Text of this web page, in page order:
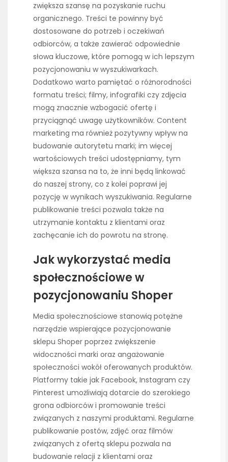
zwiększa szansę na pozyskanie ruchu
organicznego. Treści te powinny być
dostosowane do potrzeb i oczekiwań
odbiorców, a także zawierać odpowiednie
słowa kluczowe, które pomogą w ich lepszym
pozycjonowaniu w wyszukiwarkach.
Dodatkowo warto pamiętać o różnorodności
formatu treści; filmy, infografiki czy zdjęcia
mogą znacznie wzbogacić ofertę i
przyciągnąć uwagę użytkowników. Content
marketing ma również pozytywny wpływ na
budowanie autorytetu marki; im więcej
wartościowych treści udostępniamy, tym
większa szansa na to, że inni będą linkować
do naszej strony, co z kolei poprawi jej
pozycję w wynikach wyszukiwania. Regularne
publikowanie treści pozwala także na
utrzymanie kontaktu z klientami oraz
zachęcanie ich do powrotu na stronę.
Jak wykorzystać media
społecznościowe w
pozycjonowaniu Shoper
Media społecznościowe stanowią potężne
narzędzie wspierające pozycjonowanie
sklepu Shoper poprzez zwiększenie
widoczności marki oraz angażowanie
społeczności wokół oferowanych produktów.
Platformy takie jak Facebook, Instagram czy
Pinterest umożliwiają dotarcie do szerokiego
grona odbiorców i promowanie treści
związanych z naszymi produktami. Regularne
publikowanie postów, zdjęć oraz filmów
związanych z ofertą sklepu pozwala na
budowanie relacji z klientami oraz